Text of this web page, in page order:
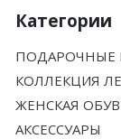
Категории
ПОДАРОЧНЫЕ
КОЛЛЕКЦИЯ
ЖЕНСКАЯ
АКСЕССУАРЫ